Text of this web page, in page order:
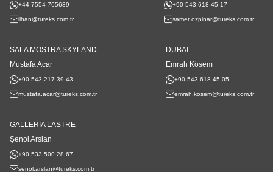
+44 7554 765639
ilhan@tureks.com.tr
+90 543 618 45 17
samet.ozpinar@tureks.com.tr
SALA MOSTRA SKYLAND
Mustafà Acar
+90 543 217 39 43
mustafa.acar@tureks.com.tr
DUBAI
Emrah Kösem
+90 543 618 45 05
emrah.kosem@tureks.com.tr
GALLERIA LASTRE
Şenol Arslan
+90 533 500 28 67
senol.arslan@tureks.com.tr